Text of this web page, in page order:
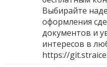
Выбирайте
оформления
документов и
интересов в
https://